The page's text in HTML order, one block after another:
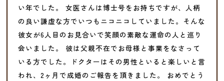
い年でした。 女医さんは博士号をお持ちですが、人柄
の良い謙虚な方でいつもニコニコしていました。そんな
彼女が6人目のお見合いで笑顔の素敵な運命の人と巡り
会いました。 彼は父親不在でお母様と事業をなさって
いる方でした。ドクターはその男性といると楽しいと言
われ、2ヶ月で成婚のご報告を頂きました。 おめでとう